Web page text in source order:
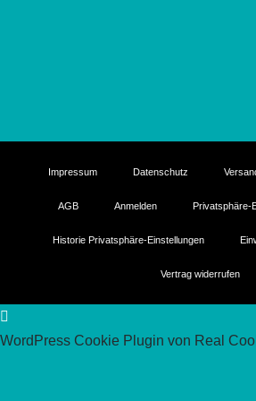
Impressum Datenschutz
AGB Anmelden Privatsphäre-
Historie Privatsphäre-Einstellungen
Vertrag widerrufen
WordPress Cookie Plugin von Real